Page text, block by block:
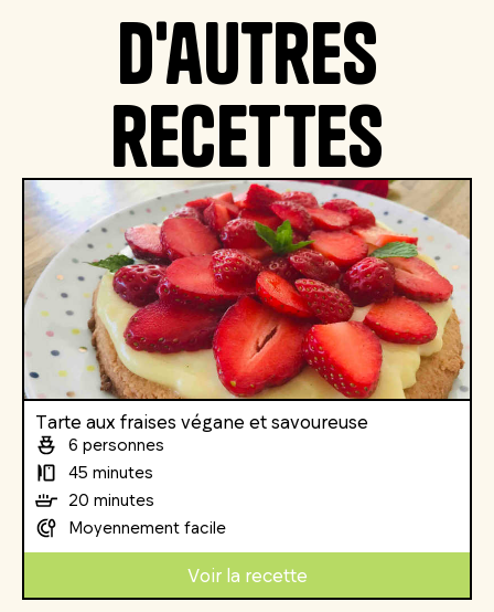
D'autres
recettes
Tarte aux fraises végane et savoureuse
6 personnes
45 minutes
20 minutes
Moyennement facile
Voir la recette